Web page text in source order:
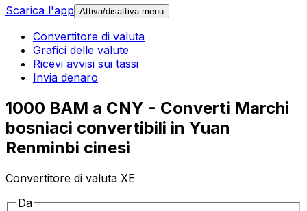
Scarica l'app Attiva/disattiva menu
Convertitore di valuta
Grafici delle valute
Ricevi avvisi sui tassi
Invia denaro
1000 BAM a CNY - Converti Marchi
bosniaci convertibili in Yuan
Renminbi cinesi
Convertitore di valuta XE
Da